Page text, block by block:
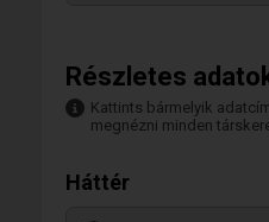
Részletes
Kattints bármelyik
megnézni minden
Háttér